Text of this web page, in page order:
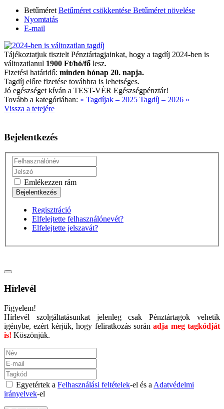
Betűméret Betűméret csökkentése Betűméret növelése
Nyomtatás
E-mail
Tájékoztatjuk tisztelt Pénztártagjainkat, hogy a tagdíj 2024-ben is
változatlanul 1900 Ft/hó/fő lesz.
Fizetési határidő: minden hónap 20. napja.
Tagdíj előre fizetése továbbra is lehetséges.
Jó egészséget kíván a TEST-VÉR Egészségpénztár!
Tovább a kategóriában: « Tagdíjak – 2025 Tagdíj – 2026 »
Vissza a tetejére
Bejelentkezés
Emlékezzen rám
Regisztráció
Elfelejtette felhasználónevét?
Elfelejtette jelszavát?
Hírlevél
Figyelem!
Hírlevél szolgáltatásunkat jelenleg csak Pénztártagok vehetik
igénybe, ezért kérjük, hogy feliratkozás során adja meg tagkódját
is! Köszönjük.
Egyetértek a Felhasználási feltételek-el és a Adatvédelmi
irányelvek-el